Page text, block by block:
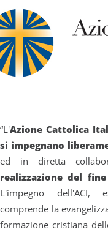
“L'Azione Cattolica
si impegnano
ed in diretta
realizzazione del
L'impegno dell'ACI,
comprende la
formazione cristiana